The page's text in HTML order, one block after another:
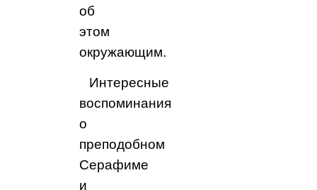
об
этом
окружающим.
Интересные
воспоминания
о
преподобном
Серафиме
и